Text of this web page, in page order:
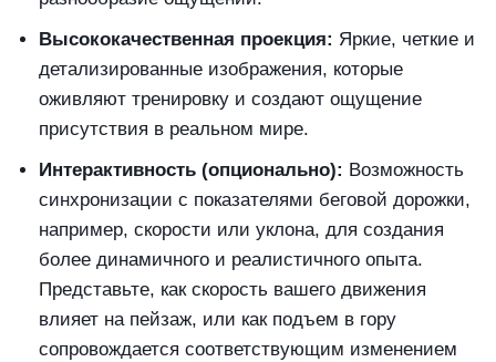
Высококачественная проекция: Яркие, четкие и
детализированные изображения, которые
оживляют тренировку и создают ощущение
присутствия в реальном мире.
Интерактивность (опционально): Возможность
синхронизации с показателями беговой дорожки,
например, скорости или уклона, для создания
более динамичного и реалистичного опыта.
Представьте, как скорость вашего движения
влияет на пейзаж, или как подъем в гору
сопровождается соответствующим изменением